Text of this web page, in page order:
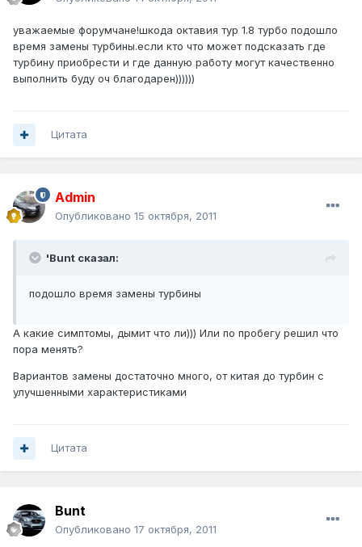
уважаемые форумчане!шкода октавия тур 1.8 турбо подошло
время замены турбины.если кто что может подсказать где
турбину приобрести и где данную работу могут качественно
выполнить буду оч благодарен))))))
Цитата
Admin
Опубликовано 15 октября, 2011
'Bunt сказал:
подошло время замены турбины
А какие симптомы, дымит что ли))) Или по пробегу решил что
пора менять?
Вариантов замены достаточно много, от китая до турбин с
улучшенными характеристиками
Цитата
Bunt
Опубликовано 17 октября, 2011